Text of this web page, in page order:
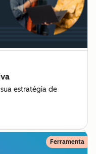
estratégia de
Ferramenta